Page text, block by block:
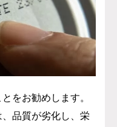
をお勧めします。
品質が劣化し、栄